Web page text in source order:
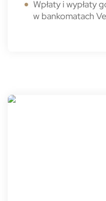
Wpłaty i wypłaty
w bankomatach